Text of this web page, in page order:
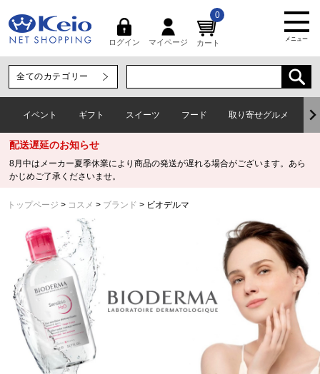
ログイン マイページ カート
0
メニュー
イベント ギフト スイーツ フード 取り寄せグルメ
配送遅延のお知らせ
8月中はメーカー夏季休業により商品の発送が遅れる場合がございます。あら
かじめご了承くださいませ。
トップページ コスメ ブランド ビオデルマ